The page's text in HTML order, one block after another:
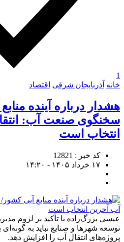
1
خانه آذربایجان شرقی اقتصاد
هشدار درباره آینده
سخنگوی صنعت آب:
انتخاب است
کد خبر : 12821
۱۷ خرداد ۱۴۰۵ - ۱۴:۲۰
عیسی بزرگ‌زاده با تأکید بر لزوم
توسعه شهرها و صنایع نباید به
پروژه‌های انتقال آب را افزایش دهد.